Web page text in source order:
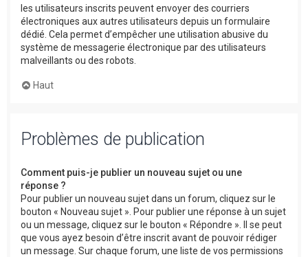
les utilisateurs inscrits peuvent envoyer des courriers
électroniques aux autres utilisateurs depuis un formulaire
dédié. Cela permet d’empêcher une utilisation abusive du
système de messagerie électronique par des utilisateurs
malveillants ou des robots.
Haut
Problèmes de publication
Comment puis-je publier un nouveau sujet ou une
réponse ?
Pour publier un nouveau sujet dans un forum, cliquez sur le
bouton « Nouveau sujet ». Pour publier une réponse à un sujet
ou un message, cliquez sur le bouton « Répondre ». Il se peut
que vous ayez besoin d’être inscrit avant de pouvoir rédiger
un message. Sur chaque forum, une liste de vos permissions